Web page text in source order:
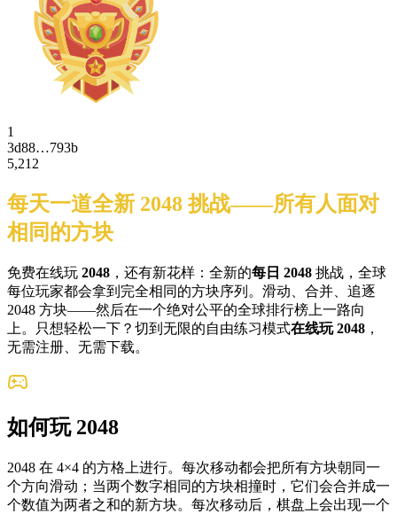
1
3d88…793b
5,212
每天一道全新 2048 挑战——所有人面对
相同的方块
免费在线玩 2048 ，还有新花样：全新的每日 2048 挑战，全球
每位玩家都会拿到完全相同的方块序列。滑动、合并、追逐
2048 方块——然后在一个绝对公平的全球排行榜上一路向
上。只想轻松一下？切到无限的自由练习模式在线玩 2048 ，
无需注册、无需下载。
如何玩 2048
2048 在 4×4 的方格上进行。每次移动都会把所有方块朝同一
个方向滑动；当两个数字相同的方块相撞时，它们会合并成一
个数值为两者之和的新方块。每次移动后，棋盘上会出现一个